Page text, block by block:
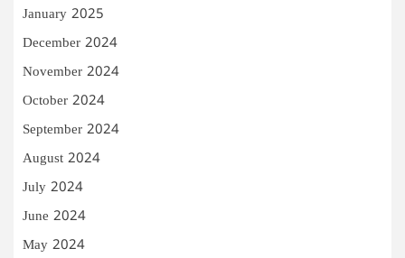
January 2025
December 2024
November 2024
October 2024
September 2024
August 2024
July 2024
June 2024
May 2024